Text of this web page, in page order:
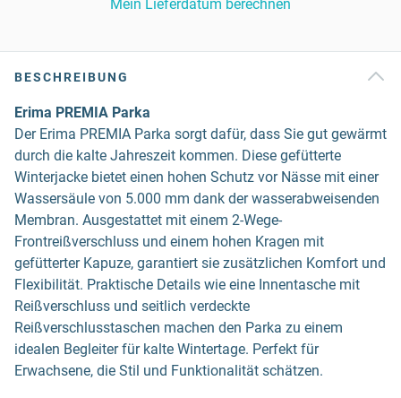
Mein Lieferdatum berechnen
BESCHREIBUNG
Erima PREMIA Parka
Der Erima PREMIA Parka sorgt dafür, dass Sie gut gewärmt
durch die kalte Jahreszeit kommen. Diese gefütterte
Winterjacke bietet einen hohen Schutz vor Nässe mit einer
Wassersäule von 5.000 mm dank der wasserabweisenden
Membran. Ausgestattet mit einem 2-Wege-
Frontreißverschluss und einem hohen Kragen mit
gefütterter Kapuze, garantiert sie zusätzlichen Komfort und
Flexibilität. Praktische Details wie eine Innentasche mit
Reißverschluss und seitlich verdeckte
Reißverschlusstaschen machen den Parka zu einem
idealen Begleiter für kalte Wintertage. Perfekt für
Erwachsene, die Stil und Funktionalität schätzen.